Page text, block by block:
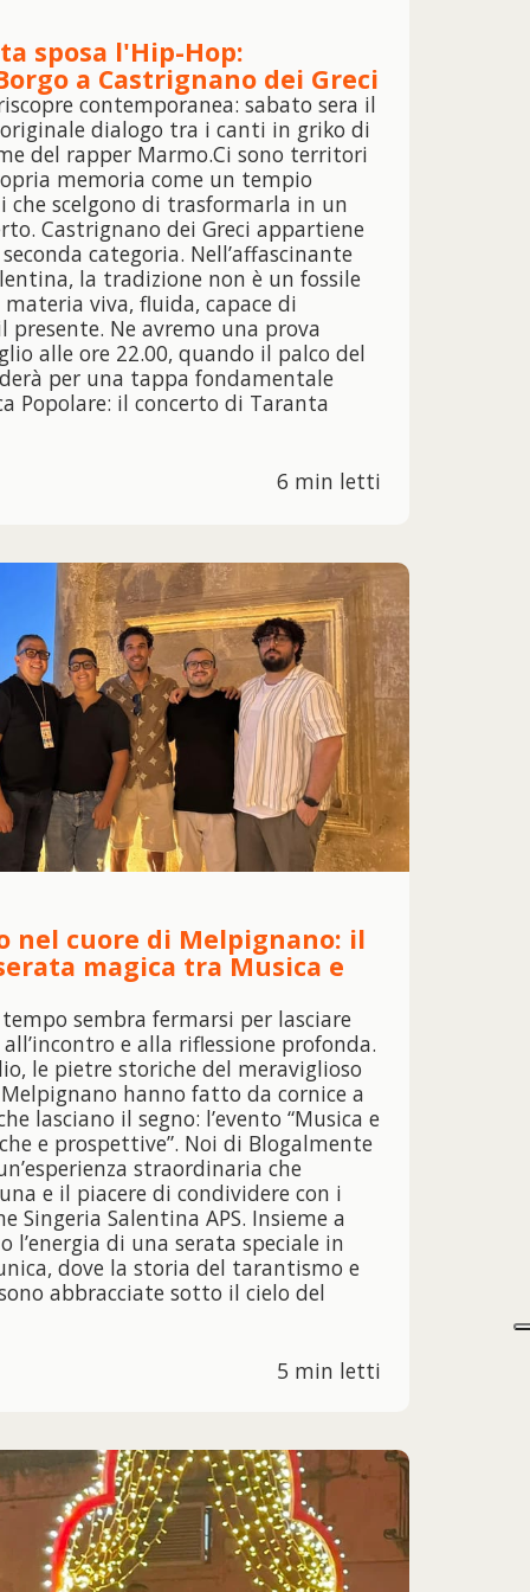
sposa l'Hip-Hop:
a Castrignano dei Greci
contemporanea: sabato sera il
dialogo tra i canti in griko di
del rapper Marmo.Ci sono territori
memoria come un tempio
che scelgono di trasformarla in un
Castrignano dei Greci appartiene
categoria. Nell’affascinante
la tradizione non è un fossile
viva, fluida, capace di
presente. Ne avremo una prova
alle ore 22.00, quando il palco del
per una tappa fondamentale
Popolare: il concerto di Taranta
6 min letti
nel cuore di Melpignano: il
magica tra Musica e
sembra fermarsi per lasciare
e alla riflessione profonda.
le pietre storiche del meraviglioso
hanno fatto da cornice a
lasciano il segno: l’evento “Musica e
e prospettive”. Noi di Blogalmente
straordinaria che
e il piacere di condividere con i
Singeria Salentina APS. Insieme a
l’energia di una serata speciale in
dove la storia del tarantismo e
abbracciate sotto il cielo del
5 min letti